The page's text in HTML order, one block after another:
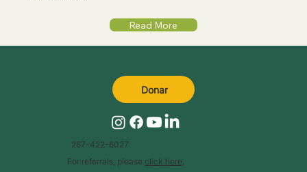
Read More
267-422-6027
For referrals, please click here.
Donar